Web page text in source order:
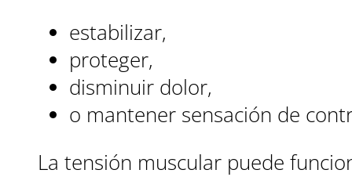
estabilizar,
proteger,
disminuir dolor,
o mantener sensación de
La tensión muscular puede